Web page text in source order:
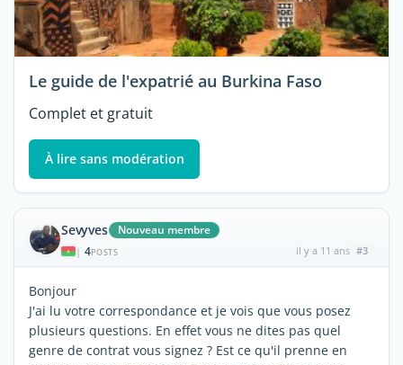
Le guide de l'expatrié au Burkina Faso
Complet et gratuit
À lire sans modération
Sevyves Nouveau membre
| 4POSTS il y a 11 ans #3
Bonjour
J'ai lu votre correspondance et je vois que vous posez
plusieurs questions. En effet vous ne dites pas quel
genre de contrat vous signez ? Est ce qu'il prenne en